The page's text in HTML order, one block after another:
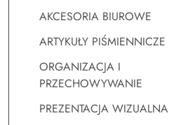
AKCESORIA BIUROWE
ARTYKUŁY PIŚMIENNICZE
ORGANIZACJA I
PRZECHOWYWANIE
PREZENTACJA WIZUALNA